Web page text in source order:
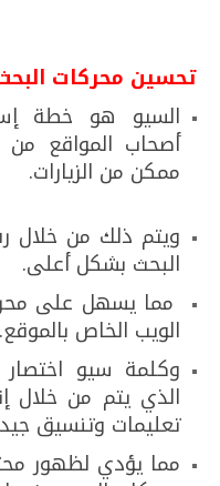
تحسين محركات
السيو هو خطة
أصحاب المواقع
ممكن من الزيارات.
ويتم ذلك من خلال
البحث بشكل أعلى.
مما يسهل على
الويب الخاص بالموقع.
وكلمة سيو
الذي يتم من خلال
تعليمات وتنسيق
مما يؤدي لظهور